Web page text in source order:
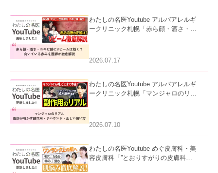
わたしの名医Youtube アルバアレルギ
ークリニック札幌「赤ら顔・酒さ・ニ
ました。
2026.07.17
わたしの名医Youtube アルバアレルギ
ークリニック札幌「マンジャロのリア
た。
2026.07.10
わたしの名医Youtube めぐ皮膚科・美
容皮膚科「”とおりすがりの皮膚科